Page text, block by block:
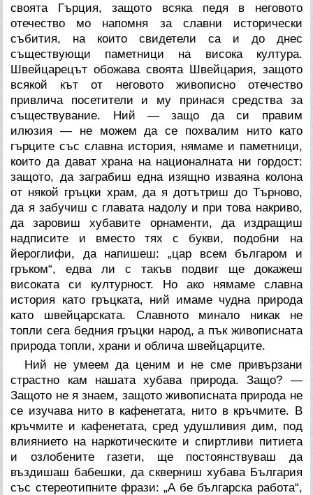
своята Гърция, защото всяка педя в неговото
отечество мо напомня за славни исторически
събития, на които свидетели са и до днес
съществующи паметници на висока култура.
Швейцарецът обожава своята Швейцария, защото
всякой кът от неговото живописно отечество
привлича посетители и му принася средства за
съществувание. Ний — защо да си правим
илюзия — не можем да се похвалим нито като
гърците със славна история, нямаме и паметници,
които да дават храна на националната ни гордост:
защото, да заграбиш една изящно изваяна колона
от някой гръцки храм, да я дотътриш до Търново,
да я забучиш с главата надолу и при това накриво,
да заровиш хубавите орнаменти, да издращиш
надписите и вместо тях с букви, подобни на
йероглифи, да напишеш: „цар всем българом и
гръком“, едва ли с такъв подвиг ще докажеш
високата си културност. Но ако нямаме славна
история като гръцката, ний имаме чудна природа
като швейцарската. Славното минало никак не
топли сега бедния гръцки народ, а пък живописната
природа топли, храни и облича швейцарците.
Ний не умеем да ценим и не сме привързани
страстно кам нашата хубава природа. Защо? —
Защото не я знаем, защото живописната природа не
се изучава нито в кафенетата, нито в кръчмите. В
кръчмите и кафенетата, сред удушливия дим, под
влиянието на наркотическите и спиртливи питиета
и озлобените газети, ще постоянствуваш да
въздишаш бабешки, да скверниш хубава България
със стереотипните фрази: „А бе българска работа“,